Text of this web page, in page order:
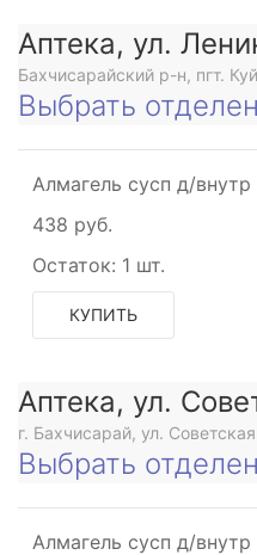
Аптека, ул.
Бахчисарайский р-н, пгт.
Выбрать
Алмагель сусп д/
438 руб.
Остаток: 1 шт.
КУПИТЬ
Аптека, ул.
г. Бахчисарай, ул.
Выбрать
Алмагель сусп д/